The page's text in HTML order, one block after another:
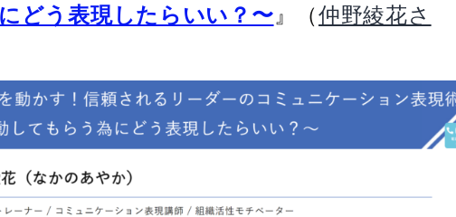
どう表現したらいい？〜 』（仲野綾花さ